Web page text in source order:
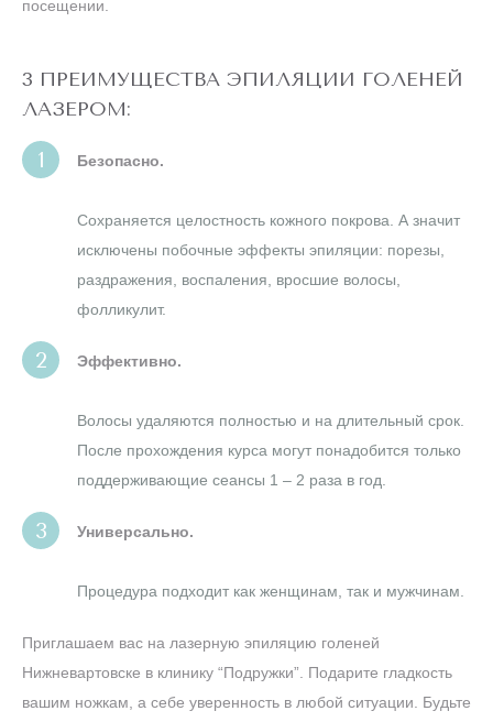
посещении.
3 ПРЕИМУЩЕСТВА ЭПИЛЯЦИИ ГОЛЕНЕЙ
ЛАЗЕРОМ:
Безопасно.
Сохраняется целостность кожного покрова. А значит
исключены побочные эффекты эпиляции: порезы,
раздражения, воспаления, вросшие волосы,
фолликулит.
Эффективно.
Волосы удаляются полностью и на длительный срок.
После прохождения курса могут понадобится только
поддерживающие сеансы 1 – 2 раза в год.
Универсально.
Процедура подходит как женщинам, так и мужчинам.
Приглашаем вас на лазерную эпиляцию голеней
Нижневартовске в клинику “Подружки”. Подарите гладкость
вашим ножкам, а себе уверенность в любой ситуации. Будьте